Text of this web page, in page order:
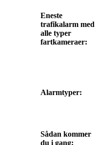
Eneste
trafikalarm med
alle typer
fartkameraer:
Alarmtyper:
Sådan kommer
du i gang: